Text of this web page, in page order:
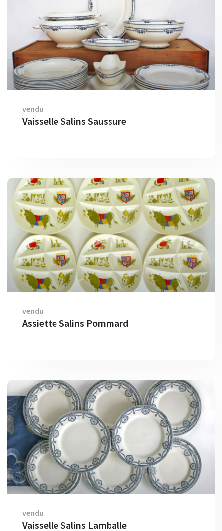
vendu
Vaisselle Salins Saussure
vendu
Assiette Salins Pommard
vendu
Vaisselle Salins Lamballe